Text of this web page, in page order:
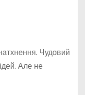
Чудовий
Але не